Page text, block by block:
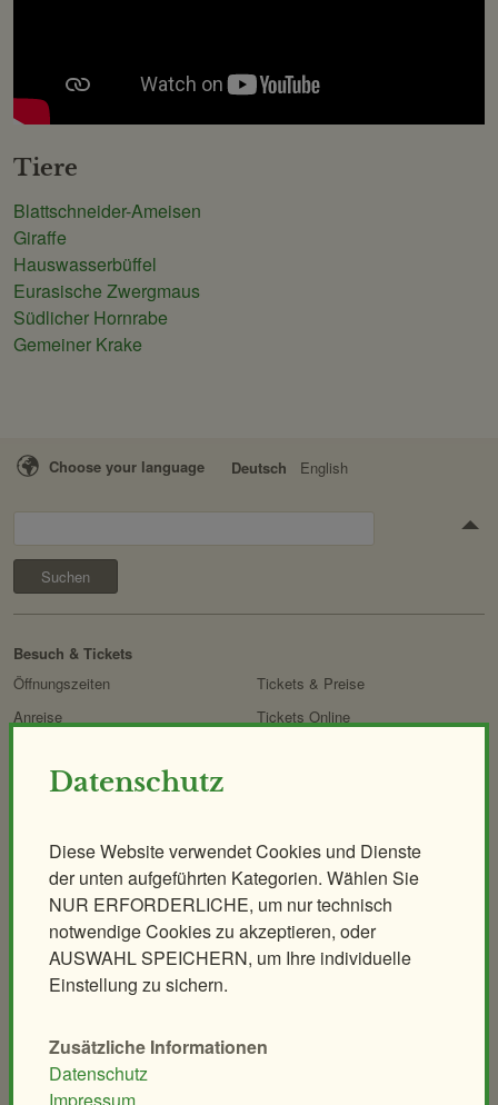
Tiere
Blattschneider-Ameisen
Giraffe
Hauswasserbüffel
Eurasische Zwergmaus
Südlicher Hornrabe
Gemeiner Krake
Datenschutz
Diese Website verwendet Cookies und Dienste
der unten aufgeführten Kategorien. Wählen Sie
NUR ERFORDERLICHE, um nur technisch
notwendige Cookies zu akzeptieren, oder
AUSWAHL SPEICHERN, um Ihre individuelle
Einstellung zu sichern.
Zusätzliche Informationen
Datenschutz
Choose your language Deutsch English
Besuch & Tickets
Öffnungszeiten
Anreise
Essen & Trinken
Tickets & Preise
Tickets Online
Online-Shop
Erlebnis
Führungen
Themenführungen
Nachtführung
Backstage-Tour
Workshops
Pflegen & Fegen
Artenschutz
Forschung